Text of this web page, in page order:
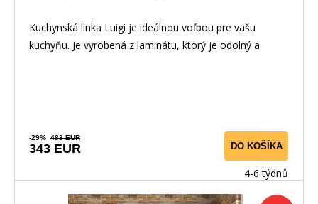
Kuchynská linka Luigi je ideálnou voľbou pre vašu
kuchyňu. Je vyrobená z laminátu, ktorý je odolný a
-29% 483 EUR
343 EUR DO KOŠÍKA
4-6 týdnů